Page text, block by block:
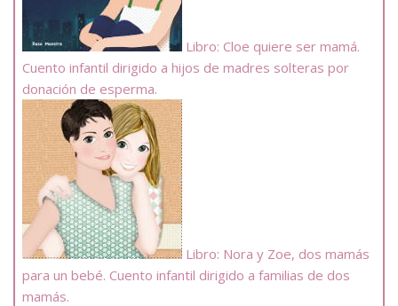
Libro: Cloe quiere ser mamá.
Cuento infantil dirigido a hijos de madres solteras por
donación de esperma.
Libro: Nora y Zoe, dos mamás
para un bebé. Cuento infantil dirigido a familias de dos
mamás.